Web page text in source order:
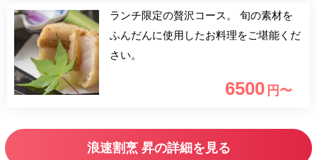
ランチ限定の贅沢コース。 旬の素材を
ふんだんに使用したお料理をご堪能くだ
さい。
6500 円〜
浪速割烹 昇の詳細を見る